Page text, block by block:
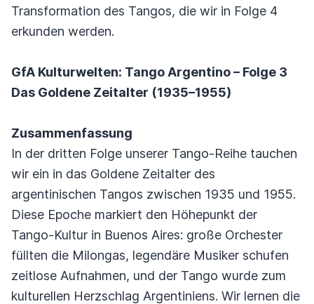
Transformation des Tangos, die wir in Folge 4
erkunden werden.
GfA Kulturwelten: Tango Argentino – Folge 3
Das Goldene Zeitalter (1935–1955)
Zusammenfassung
In der dritten Folge unserer Tango-Reihe tauchen
wir ein in das Goldene Zeitalter des
argentinischen Tangos zwischen 1935 und 1955.
Diese Epoche markiert den Höhepunkt der
Tango-Kultur in Buenos Aires: große Orchester
füllten die Milongas, legendäre Musiker schufen
zeitlose Aufnahmen, und der Tango wurde zum
kulturellen Herzschlag Argentiniens. Wir lernen die